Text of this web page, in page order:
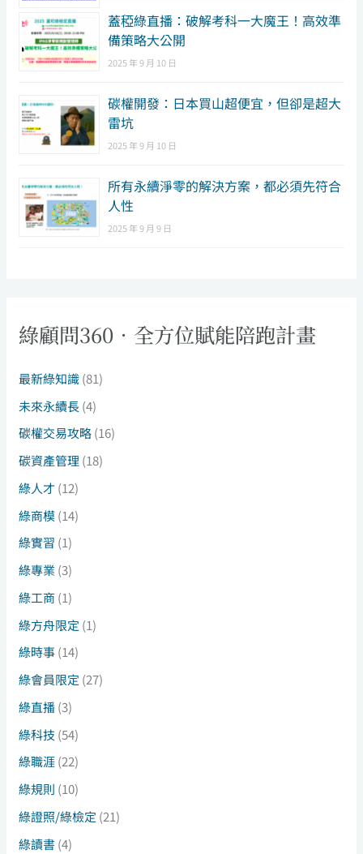
蓋稏綠直播：破解考科一大魔王！高效準
備策略大公開
2025 年 9 月 10 日
碳權開發：日本買山超便宜，但卻是超大
雷坑
2025 年 9 月 10 日
所有永續淨零的解決方案，都必須先符合
人性
2025 年 9 月 9 日
綠顧問360．全方位賦能陪跑計畫
最新綠知識(81)
未來永續長(4)
碳權交易攻略(16)
碳資產管理 (18)
綠人才 (12)
綠商模(14)
綠實習 (1)
綠專業 (3)
綠工商 (1)
綠方舟限定 (1)
綠時事(14)
綠會員限定 (27)
綠直播(3)
綠科技 (54)
綠職涯(22)
綠規則 (10)
綠證照/綠檢定 (21)
綠讀書(4)